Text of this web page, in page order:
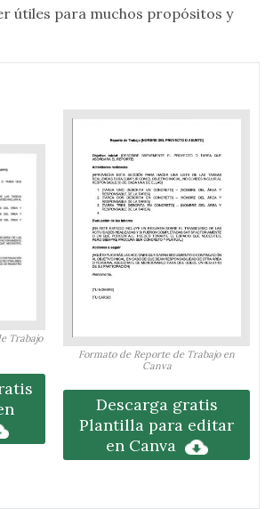
útiles para muchos propósitos y
Trabajo
Formato de Reporte de Trabajo en
Canva
Descarga gratis
Plantilla para editar
en Canva